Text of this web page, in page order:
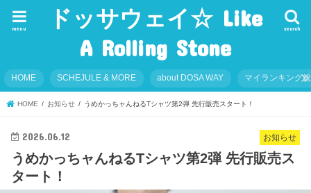
ドッサウェイ☆ Like
A Rolling Stone
search
menu
HOME SCHEJULE & MORE about DOSA WAY マイランキング
HOME お知らせ うめかっちャんねるTシャツ第2弾 先行販売スタート！
お知らせ
2026.06.12
うめかっちャんねるTシャツ第2弾 先行販売ス
タート！